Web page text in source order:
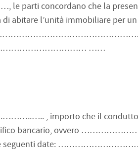
concordano che la
abitare l’unità immobiliare per
……
, importo che il
bonifico bancario, ovvero
seguenti date: